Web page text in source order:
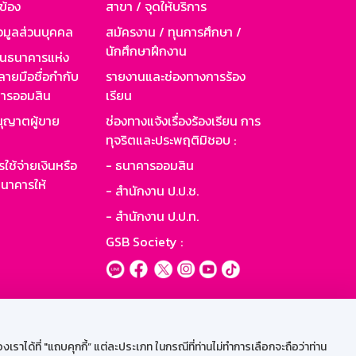
ได้ที่ "แถบคุกกี้” แต่ละประเภท ในกรณีที่ท่านไม่ทำการเลือกจะถือว่าท่าน
อง
มูลส่วนบุคคล
นาคารแห่ง
ายมือชื่อกำกับ
รออมสิน
ญาตผู้ขาย
ช้จ่ายเงินหรือ
คารให้
สาขา / จุดให้บริการ
สมัครงาน / ทุนการศึกษา /
นักศึกษาฝึกงาน
รายงานและช่องทางการร้อง
เรียน
ช่องทางแจ้งเรื่องร้องเรียน การ
ทุจริตและประพฤติมิชอบ :
- ธนาคารออมสิน
- สำนักงาน ป.ป.ช.
- สำนักงาน ป.ป.ท.
GSB Society :